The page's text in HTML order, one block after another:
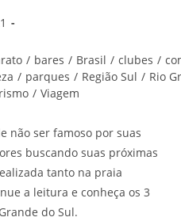
/ bares / Brasil / clubes /
/ parques / Região Sul / Rio
/ Viagem
não ser famoso por suas
buscando suas próximas
tanto na praia
a leitura e conheça os 3
do Sul.